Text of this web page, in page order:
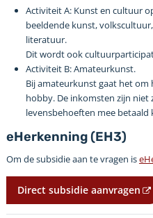
Activiteit A: Kunst en cultuur
beeldende kunst,
literatuur.
Dit wordt ook
Activiteit B: Amateurkunst.
Bij amateurkunst gaat het om
hobby. De inkomsten zijn niet
levensbehoeften mee
eHerkenning (EH3)
Om de subsidie aan te vragen is
Direct subsidie aanvragen